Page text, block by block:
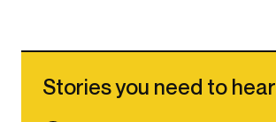
Stories you need to hear